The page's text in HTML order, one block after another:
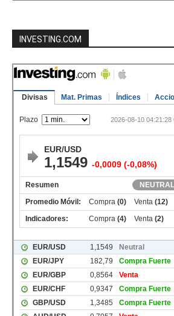
INVESTING.COM